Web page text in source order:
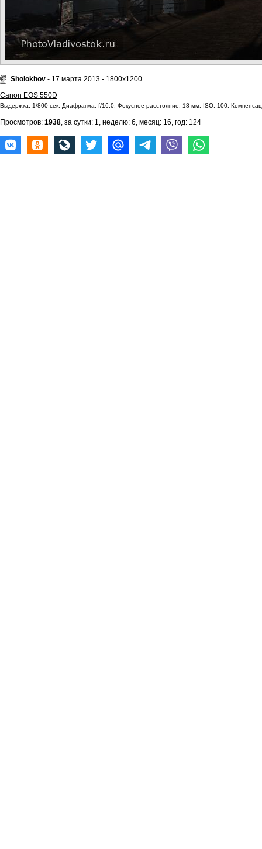
Sholokhov - 17 марта 2013 - 1800x1200
Canon EOS 550D
Выдержка: 1/800 сек. Диафрагма: f/16.0. Фокусное расстояние: 18 мм. ISO: 100.
Просмотров: 1938, за сутки: 1, неделю: 6, месяц: 16, год: 124